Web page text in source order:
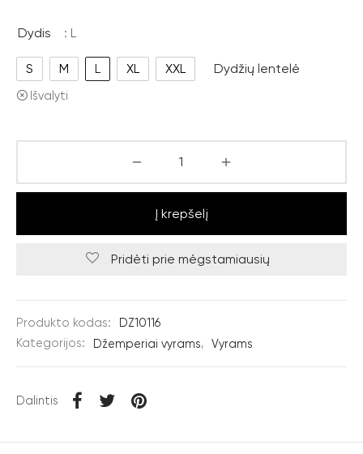
Dydis : L
S M L XL XXL Dydžių lentelė
Išvalyti
Į krepšelį
Pridėti prie mėgstamiausių
Produkto kodas:
DZ10116
Kategorijos:
Džemperiai vyrams, Vyrams
Dalintis